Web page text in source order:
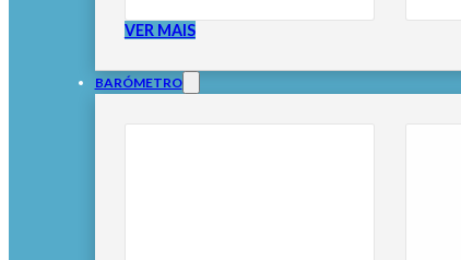
VER MAIS
BARÓMETRO